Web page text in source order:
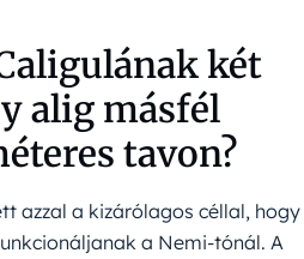
két
alig másfél
tavon?
azzal a kizárólagos céllal, hogy
a Nemi-tónál. A